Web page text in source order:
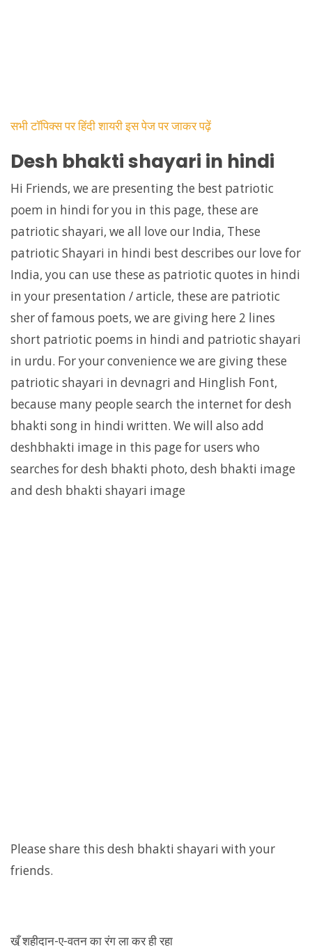
सभी टॉपिक्स पर हिंदी शायरी इस पेज पर जाकर पढ़ें
Desh bhakti shayari in hindi
Hi Friends, we are presenting the best patriotic
poem in hindi for you in this page, these are
patriotic shayari, we all love our India, These
patriotic Shayari in hindi best describes our love for
India, you can use these as patriotic quotes in hindi
in your presentation / article, these are patriotic
sher of famous poets, we are giving here 2 lines
short patriotic poems in hindi and patriotic shayari
in urdu. For your convenience we are giving these
patriotic shayari in devnagri and Hinglish Font,
because many people search the internet for desh
bhakti song in hindi written. We will also add
deshbhakti image in this page for users who
searches for desh bhakti photo, desh bhakti image
and desh bhakti shayari image
Please share this desh bhakti shayari with your
friends.
ख़ूँ शहीदान-ए-वतन का रंग ला कर ही रहा